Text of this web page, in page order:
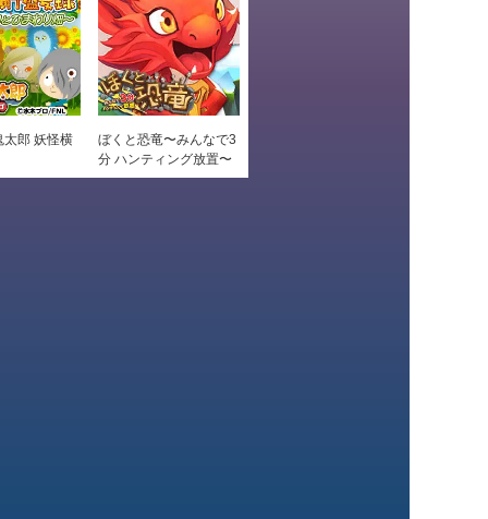
太郎 妖怪横
ぼくと恐竜〜みんなで3
分 ハンティング放置〜